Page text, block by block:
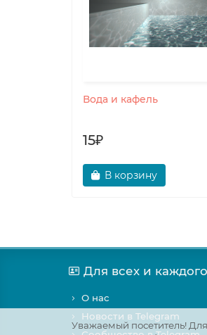
Вода и кафель
15₽
В корзину
Уважаемый посетитель!
Для всех и каждого
О нас
Новости в Telegram